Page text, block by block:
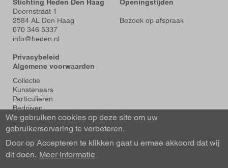
Stichting Heden Den Haag
Doornstraat 1
2584 AL Den Haag
070 346 5337
info@heden.nl
Privacybeleid
Algemene voorwaarden
Openingstijden
Bezoek op afspraak
Voet
Collectie
Kunstenaars
Particulieren
Bedrijven
Tentoonstellingen
Actueel
About us
Contact
We gebruiken cookies op deze site om uw
gebruikerservaring te verbeteren.
Door op Accepteren te klikken gaat u ermee akkoord dat wij
dit doen. Meer informatie